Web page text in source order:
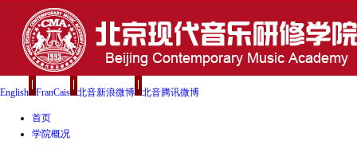
English FranCais 北音新浪微博 北音腾讯微博
首页
学院概况